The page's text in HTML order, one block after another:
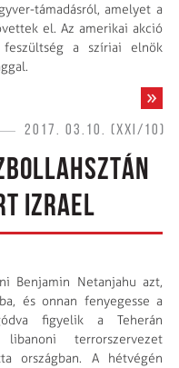
támadásról, amelyet a
el. Az amerikai akció
a szíriai elnök
2017. 03.10. (XXI/10)
IZRAEL
Benjamin Netanjahu azt,
és onnan fenyegesse a
figyelik a Teherán
terrorszervezet
országban. A hétvégén